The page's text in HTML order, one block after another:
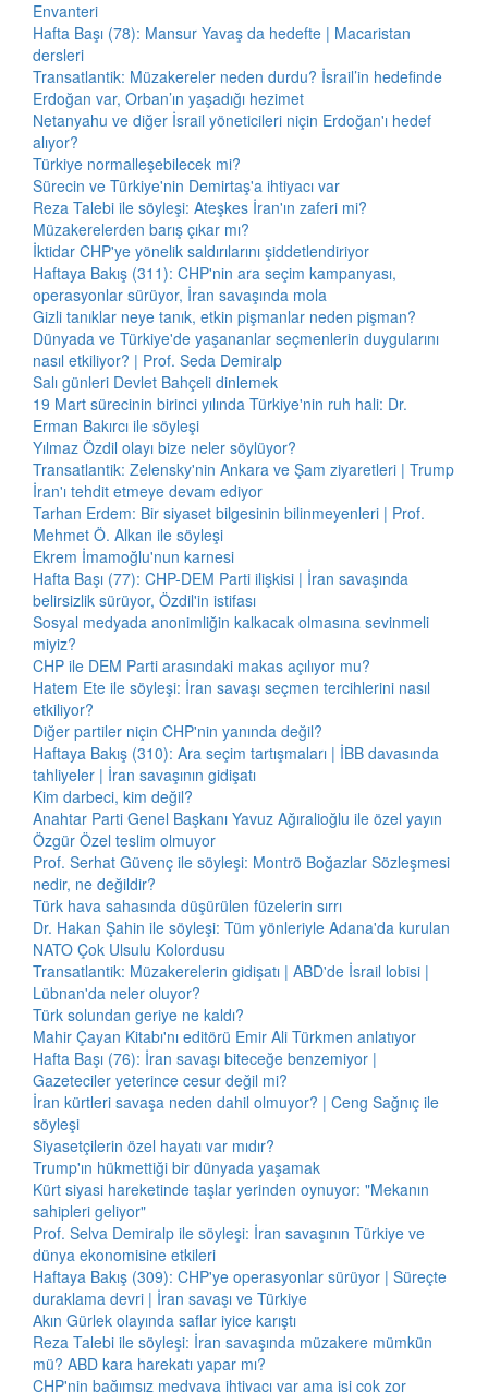
Envanteri
Hafta Başı (78): Mansur Yavaş da hedefte | Macaristan
dersleri
Transatlantik: Müzakereler neden durdu? İsrail’in hedefinde
Erdoğan var, Orban’ın yaşadığı hezimet
Netanyahu ve diğer İsrail yöneticileri niçin Erdoğan'ı hedef
alıyor?
Türkiye normalleşebilecek mi?
Sürecin ve Türkiye'nin Demirtaş'a ihtiyacı var
Reza Talebi ile söyleşi: Ateşkes İran'ın zaferi mi?
Müzakerelerden barış çıkar mı?
İktidar CHP'ye yönelik saldırılarını şiddetlendiriyor
Haftaya Bakış (311): CHP'nin ara seçim kampanyası,
operasyonlar sürüyor, İran savaşında mola
Gizli tanıklar neye tanık, etkin pişmanlar neden pişman?
Dünyada ve Türkiye'de yaşananlar seçmenlerin duygularını
nasıl etkiliyor? | Prof. Seda Demiralp
Salı günleri Devlet Bahçeli dinlemek
19 Mart sürecinin birinci yılında Türkiye'nin ruh hali: Dr.
Erman Bakırcı ile söyleşi
Yılmaz Özdil olayı bize neler söylüyor?
Transatlantik: Zelensky'nin Ankara ve Şam ziyaretleri | Trump
İran'ı tehdit etmeye devam ediyor
Tarhan Erdem: Bir siyaset bilgesinin bilinmeyenleri | Prof.
Mehmet Ö. Alkan ile söyleşi
Ekrem İmamoğlu'nun karnesi
Hafta Başı (77): CHP-DEM Parti ilişkisi | İran savaşında
belirsizlik sürüyor, Özdil'in istifası
Sosyal medyada anonimliğin kalkacak olmasına sevinmeli
miyiz?
CHP ile DEM Parti arasındaki makas açılıyor mu?
Hatem Ete ile söyleşi: İran savaşı seçmen tercihlerini nasıl
etkiliyor?
Diğer partiler niçin CHP'nin yanında değil?
Haftaya Bakış (310): Ara seçim tartışmaları | İBB davasında
tahliyeler | İran savaşının gidişatı
Kim darbeci, kim değil?
Anahtar Parti Genel Başkanı Yavuz Ağıralioğlu ile özel yayın
Özgür Özel teslim olmuyor
Prof. Serhat Güvenç ile söyleşi: Montrö Boğazlar Sözleşmesi
nedir, ne değildir?
Türk hava sahasında düşürülen füzelerin sırrı
Dr. Hakan Şahin ile söyleşi: Tüm yönleriyle Adana'da kurulan
NATO Çok Ulsulu Kolordusu
Transatlantik: Müzakerelerin gidişatı | ABD'de İsrail lobisi |
Lübnan'da neler oluyor?
Türk solundan geriye ne kaldı?
Mahir Çayan Kitabı'nı editörü Emir Ali Türkmen anlatıyor
Hafta Başı (76): İran savaşı biteceğe benzemiyor |
Gazeteciler yeterince cesur değil mi?
İran kürtleri savaşa neden dahil olmuyor? | Ceng Sağnıç ile
söyleşi
Siyasetçilerin özel hayatı var mıdır?
Trump'ın hükmettiği bir dünyada yaşamak
Kürt siyasi hareketinde taşlar yerinden oynuyor: "Mekanın
sahipleri geliyor"
Prof. Selva Demiralp ile söyleşi: İran savaşının Türkiye ve
dünya ekonomisine etkileri
Haftaya Bakış (309): CHP'ye operasyonlar sürüyor | Süreçte
duraklama devri | İran savaşı ve Türkiye
Akın Gürlek olayında saflar iyice karıştı
Reza Talebi ile söyleşi: İran savaşında müzakere mümkün
mü? ABD kara harekatı yapar mı?
CHP'nin bağımsız medyaya ihtiyacı var ama işi çok zor